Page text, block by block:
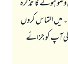
ہونے کا تذکرہ
التماس کروں
آپ کو جزائے